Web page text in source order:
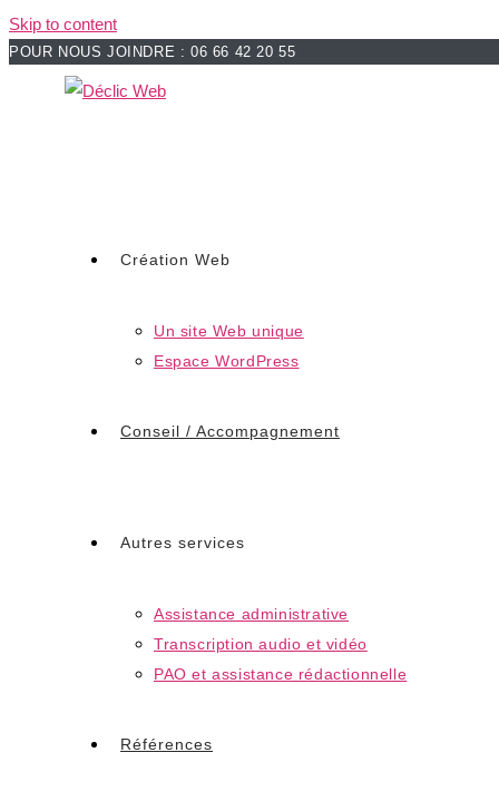
Skip to content
POUR NOUS JOINDRE : 06 66 42 20 55
Création Web
Un site Web unique
Espace WordPress
Conseil / Accompagnement
Autres services
Assistance administrative
Transcription audio et vidéo
PAO et assistance rédactionnelle
Références